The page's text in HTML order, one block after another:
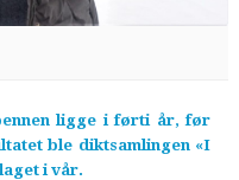
ligge i førti år, før
ble diktsamlingen «I
i vår.